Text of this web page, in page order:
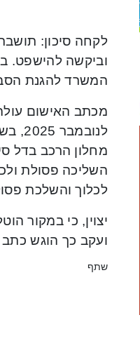
לקחה סיכון:
וביקשה להישפט.
המשרד להגנת
מחלון הרכב בדל
השליכה פסולת
לכלוך והשלכת
ועקב כך הוגש
שתף